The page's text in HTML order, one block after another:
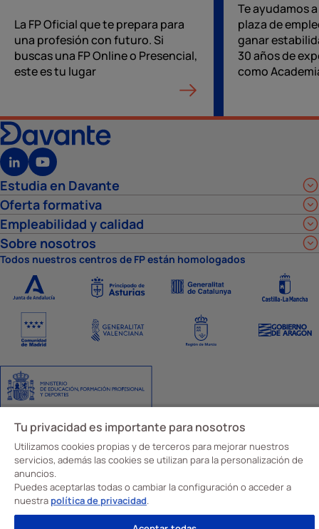
La FP Oficial que te prepara para
una profesión con futuro. Si
buscas una FP Online o Presencial,
este es tu lugar
Te ayudamos
plaza de
ganar
30 años de
como
Estudia en Davante
Oferta formativa
Empleabilidad y calidad
Sobre nosotros
Todos nuestros centros de FP están homologados
Aviso LegalPolítica de privacidadPolítica de cookiesAjustes de cookies
Código y canal ético
© Davante 2026
Tu privacidad es importante para nosotros
Utilizamos cookies propias y de terceros para mejorar nuestros
servicios, además las cookies se utilizan para la personalización de
anuncios.
Puedes aceptarlas todas o cambiar la configuración o acceder a
nuestra política de privacidad.